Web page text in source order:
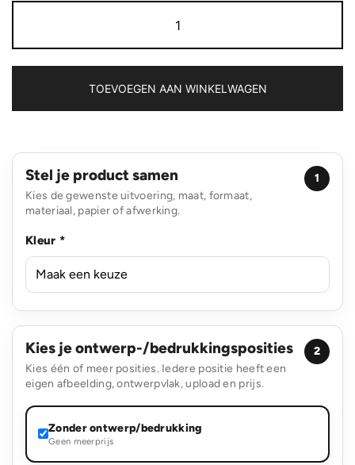
Peak
RPET
allover
15"
TOEVOEGEN AAN WINKELWAGEN
Stel je product samen
Kies de gewenste uitvoering, maat, formaat,
materiaal, papier of afwerking.
1
Kleur *
Kies je ontwerp-/bedrukkingsposities
Kies één of meer posities. Iedere positie heeft een
eigen afbeelding, ontwerpvlak, upload en prijs.
2
Zonder ontwerp/bedrukking
Geen meerprijs